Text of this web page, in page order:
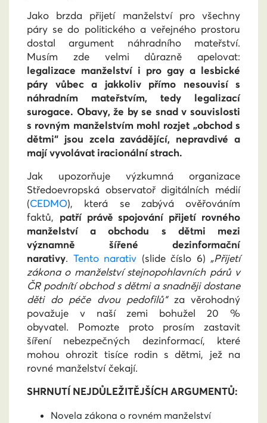
Jako brzda přijetí manželství pro všechny
páry se do politického a veřejného prostoru
dostal argument náhradního mateřství.
Musím zde velmi důrazně apelovat:
legalizace manželství i pro gay a lesbické
páry vůbec a jakkoliv přímo nesouvisí s
náhradním mateřstvím, tedy legalizací
surogace. Obavy, že by se snad v souvislosti
s rovným manželstvím mohl rozjet „obchod s
dětmi“ jsou zcela zavádějící, nepravdivé a
mají vyvolávat iracionální strach.
Jak upozorňuje výzkumná organizace
Středoevropská observatoř digitálních médií
(CEDMO), která se zabývá ověřováním
faktů, patří právě spojování přijetí rovného
manželství a obchodu s dětmi mezi
významně šířené dezinformační
narativy. Tento narativ (slide číslo 6) „Přijetí
zákona o manželství stejnopohlavních párů v
ČR podnítí obchod s dětmi a snadněji dostane
děti do péče dvou pedofilů“ za věrohodný
považuje v naší zemi bohužel 20 %
obyvatel. Pomozte proto prosím zastavit
šíření nebezpečných dezinformací, které
mohou ohrozit tisíce rodin s dětmi, jež na
rovné manželství čekají.
SHRNUTÍ NEJDŮLEŽITĚJŠÍCH ARGUMENTŮ:
Novela zákona o rovném manželství